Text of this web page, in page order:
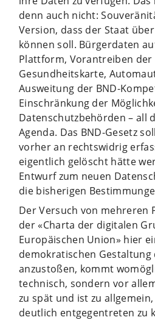
denn auch nicht:
Version, dass der Staat
können soll. Bürgerdaten
Plattform, Vorantreiben
Gesundheitskarte,
Ausweitung der BND-
Einschränkung der
Datenschutzbehörden – all
Agenda. Das BND-Gesetz
vorher an rechtswidrig
eigentlich gelöscht hätte
Entwurf zum neuen
die bisherigen
Der Versuch von mehreren
der «Charta der digitalen
Europäischen Union» hier
demokratischen
anzustoßen, kommt
technisch, sondern vor
zu spät und ist zu
deutlich entgegentreten zu